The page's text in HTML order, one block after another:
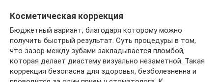
Косметическая коррекция
Бюджетный вариант, благодаря которому можно
получить быстрый результат. Суть процедуры в том,
что зазор между зубами закладывается пломбой,
которая делает диастему визуально незаметной. Такая
коррекция безопасна для здоровья, безболезненна и